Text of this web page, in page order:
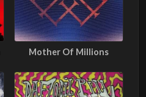
Mother Of Millions